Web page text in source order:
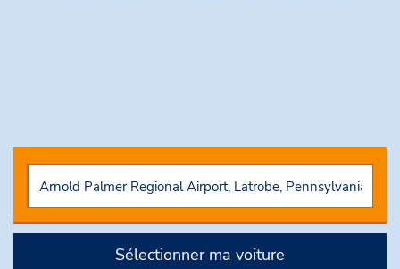
Sélectionner ma voiture